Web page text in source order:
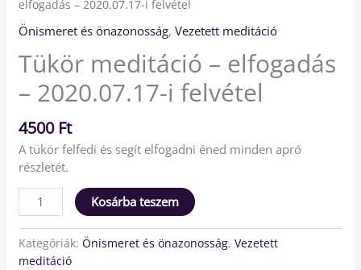
elfogadás – 2020.07.17-i felvétel
Önismeret és önazonosság,Vezetett meditáció
Tükör meditáció – elfogadás
– 2020.07.17-i felvétel
4500 Ft
A tükör felfedi és segít elfogadni éned minden apró
részletét.
Kosárba teszem
Kategóriák:Önismeret és önazonosság,Vezetett
meditáció